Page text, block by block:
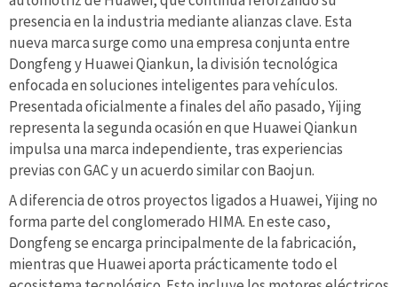
presencia en la industria mediante alianzas clave. Esta
nueva marca surge como una empresa conjunta entre
Dongfeng y Huawei Qiankun, la división tecnológica
enfocada en soluciones inteligentes para vehículos.
Presentada oficialmente a finales del año pasado, Yijing
representa la segunda ocasión en que Huawei Qiankun
impulsa una marca independiente, tras experiencias
previas con GAC y un acuerdo similar con Baojun.
A diferencia de otros proyectos ligados a Huawei, Yijing no
forma parte del conglomerado HIMA. En este caso,
Dongfeng se encarga principalmente de la fabricación,
mientras que Huawei aporta prácticamente todo el